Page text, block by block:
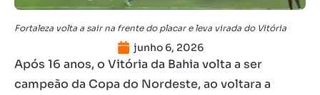
Fortaleza volta a sair na frente do placar e leva virada do Vitória
junho 6, 2026
Após 16 anos, o Vitória da Bahia volta a ser
campeão da Copa do Nordeste, ao voltara a